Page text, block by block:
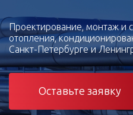
Проектирование, монтаж и
отопления,
Санкт-Петербурге и
Оставьте заявку